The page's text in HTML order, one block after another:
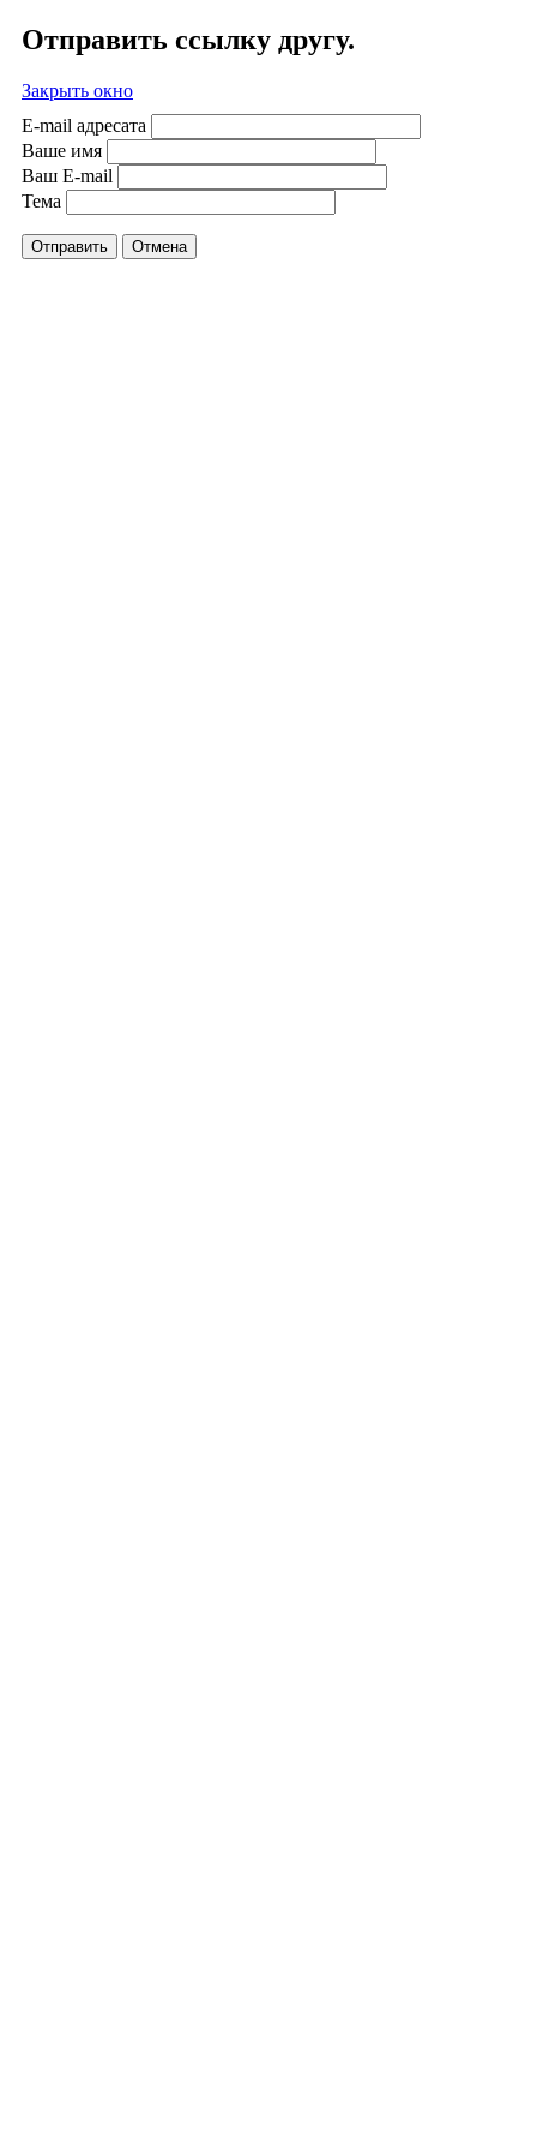
Отправить ссылку другу.
Закрыть окно
E-mail адресата
Ваше имя
Ваш E-mail
Тема
Отправить Отмена